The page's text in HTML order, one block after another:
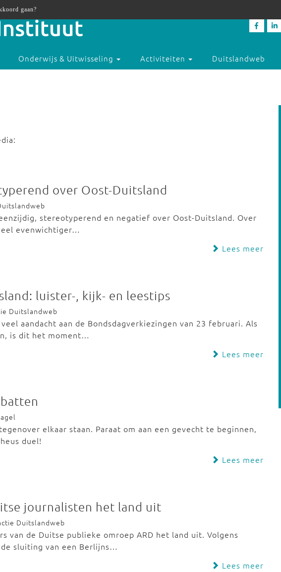
Onderwijs & Uitwisseling Activiteiten Duitslandweb
over Oost-Duitsland
stereotyperend en negatief over Oost-Duitsland. Over
evenwichtiger…
Lees meer
luister-, kijk- en leestips
Duitslandweb
aandacht aan de Bondsdagverkiezingen van 23 februari. Als
is dit het moment…
Lees meer
elkaar staan. Paraat om aan een gevecht te beginnen,
duel!
Lees meer
journalisten het land uit
Duitslandweb
van de Duitse publieke omroep ARD het land uit. Volgens
sluiting van een Berlijns…
Lees meer
gaan?